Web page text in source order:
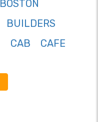
BOSTON
BUILDERS
CAB
CAFE